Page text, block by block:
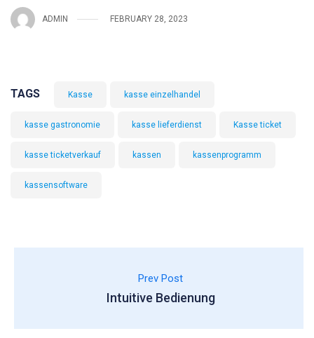
ADMIN FEBRUARY 28, 2023
TAGS Kasse kasse einzelhandel
kasse gastronomie kasse lieferdienst Kasse ticket
kasse ticketverkauf kassen kassenprogramm
kassensoftware
Prev Post
Intuitive Bedienung